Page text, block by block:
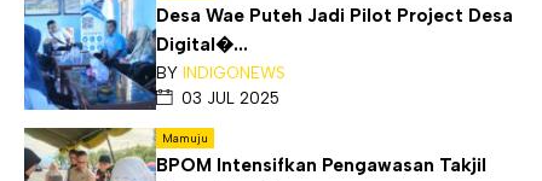
Desa Wae Puteh Jadi Pilot Project Desa
Digital�...
BY INDIGONEWS
03 JUL 2025
Mamuju
BPOM Intensifkan Pengawasan Takjil